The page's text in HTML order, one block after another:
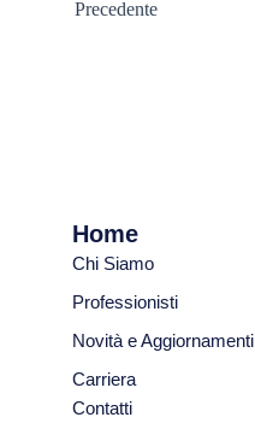
Precedente
Home
Chi Siamo
Professionisti
Novità e Aggiornamenti
Carriera
Contatti